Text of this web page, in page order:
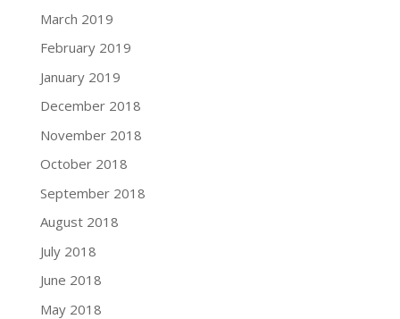
March 2019
February 2019
January 2019
December 2018
November 2018
October 2018
September 2018
August 2018
July 2018
June 2018
May 2018